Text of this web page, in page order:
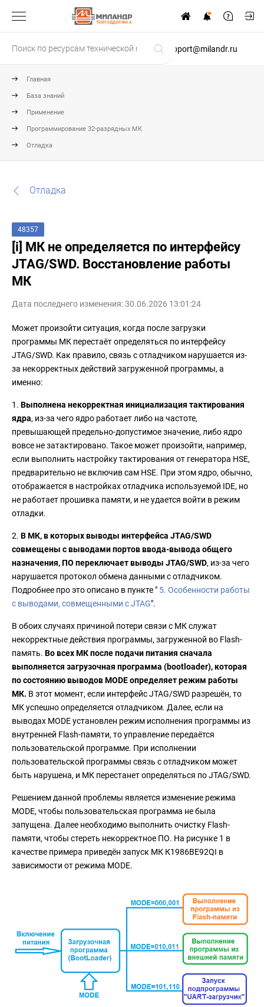
ТЕХПОДДЕРЖКА
support@milandr.ru
Главная
База знаний
Применение
Программирование 32-разрядных МК
Отладка
Отладка
48357
[i] МК не определяется по интерфейсу
JTAG/SWD. Восстановление работы
МК
Дата последнего изменения: 30.06.2026 13:01:24
Может произойти ситуация, когда после загрузки
программы МК перестаёт определяться по интерфейсу
JTAG/SWD. Как правило, связь с отладчиком нарушается из-
за некорректных действий загруженной программы, а
именно:
1. Выполнена некорректная инициализация тактирования
ядра, из-за чего ядро работает либо на частоте,
превышающей предельно-допустимое значение, либо ядро
вовсе не затактировано. Такое может произойти, например,
если выполнить настройку тактирования от генератора HSE,
предварительно не включив сам HSE. При этом ядро, обычно,
отображается в настройках отладчика используемой IDE, но
не работает прошивка памяти, и не удается войти в режим
отладки.
2. В МК, в которых выводы интерфейса JTAG/SWD
совмещены с выводами портов ввода-вывода общего
назначения, ПО переключает выводы JTAG/SWD, из-за чего
нарушается протокол обмена данными с отладчиком.
Подробнее про это описано в пункте " 5. Особенности работы
с выводами, совмещенными с JTAG".
В обоих случаях причиной потери связи с МК служат
некорректные действия программы, загруженной во Flash-
память. Во всех МК после подачи питания сначала
выполняется загрузочная программа (bootloader), которая
по состоянию выводов MODE определяет режим работы
МК. В этот момент, если интерфейс JTAG/SWD разрешён, то
МК успешно определяется отладчиком. Далее, если на
выводах MODE установлен режим исполнения программы из
внутренней Flash-памяти, то управление передаётся
пользовательской программе. При исполнении
пользовательской программы связь с отладчиком может
быть нарушена, и МК перестанет определяться по JTAG/SWD.
Решением данной проблемы является изменение режима
MODE, чтобы пользовательская программа не была
запущена. Далее необходимо выполнить очистку Flash-
памяти, чтобы стереть некорректное ПО. На рисунке 1 в
качестве примера приведён запуск МК К1986ВЕ92QI в
зависимости от режима MODE.